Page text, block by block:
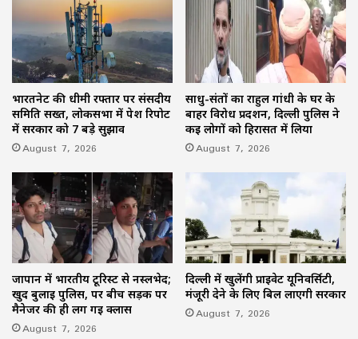
भारतनेट की धीमी रफ्तार पर संसदीय
समिति सख्त, लोकसभा में पेश रिपोर्ट
में सरकार को 7 बड़े सुझाव
August 7, 2026
साधु-संतों का राहुल गांधी के घर के
बाहर विरोध प्रदर्शन, दिल्ली पुलिस ने
कई लोगों को हिरासत में लिया
August 7, 2026
जापान में भारतीय टूरिस्ट से नस्लभेद;
खुद बुलाई पुलिस, पर बीच सड़क पर
मैनेजर की ही लग गई क्लास
August 7, 2026
दिल्ली में खुलेंगी प्राइवेट यूनिवर्सिटी,
मंजूरी देने के लिए बिल लाएगी सरकार
August 7, 2026